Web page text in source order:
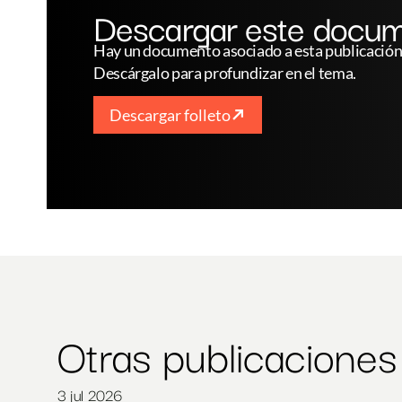
Descargar este
Hay un documento asociado a esta
Descárgalo para profundizar en el tema.
Descargar folleto
Otras publicaciones
3 jul 2026